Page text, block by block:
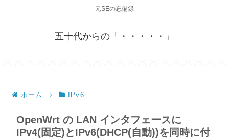
元SEの忘備録
五十代からの「・・・・・」
ホーム IPv6
OpenWrt の LAN インタフェースに
IPv4(固定)とIPv6(DHCP(自動))を同時に付